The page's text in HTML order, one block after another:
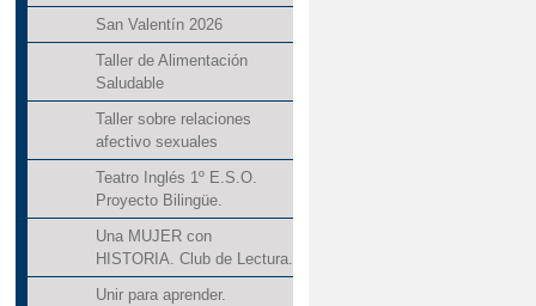
San Valentín 2026
Taller de Alimentación
Saludable
Taller sobre relaciones
afectivo sexuales
Teatro Inglés 1º E.S.O.
Proyecto Bilingüe.
Una MUJER con
HISTORIA. Club de Lectura.
Unir para aprender.